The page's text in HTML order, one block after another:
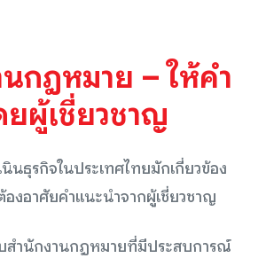
กฎหมาย – ให้คำ
ยผู้เชี่ยวชาญ
นินธุรกิจในประเทศไทยมักเกี่ยวข้อง
งอาศัยคำแนะนำจากผู้เชี่ยวชาญ
บสำนักงานกฎหมายที่มีประสบการณ์